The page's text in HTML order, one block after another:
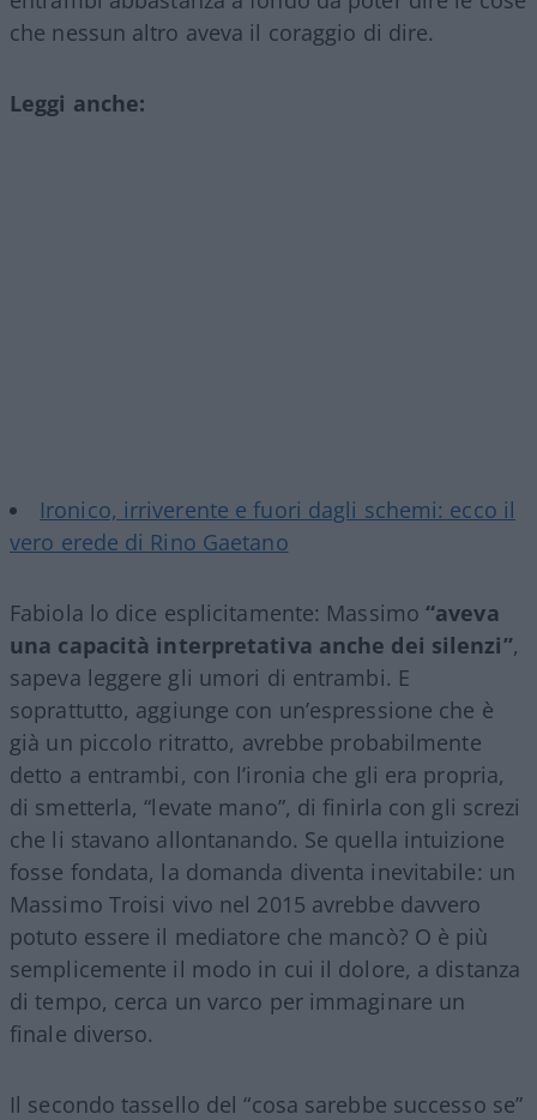
che nessun altro aveva il coraggio di dire.
Leggi anche:
Ironico, irriverente e fuori dagli schemi: ecco il
vero erede di Rino Gaetano
Fabiola lo dice esplicitamente: Massimo “aveva
una capacità interpretativa anche dei silenzi”,
sapeva leggere gli umori di entrambi. E
soprattutto, aggiunge con un’espressione che è
già un piccolo ritratto, avrebbe probabilmente
detto a entrambi, con l’ironia che gli era propria,
di smetterla, “levate mano”, di finirla con gli screzi
che li stavano allontanando. Se quella intuizione
fosse fondata, la domanda diventa inevitabile: un
Massimo Troisi vivo nel 2015 avrebbe davvero
potuto essere il mediatore che mancò? O è più
semplicemente il modo in cui il dolore, a distanza
di tempo, cerca un varco per immaginare un
finale diverso.
Il secondo tassello del “cosa sarebbe successo se”